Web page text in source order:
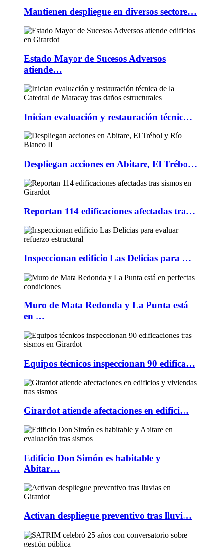
Mantienen despliegue en diversos sectore…
Estado Mayor de Sucesos Adversos
atiende…
Inician evaluación y restauración técnic…
Despliegan acciones en Abitare, El Trébo…
Reportan 114 edificaciones afectadas tra…
Inspeccionan edificio Las Delicias para …
Muro de Mata Redonda y La Punta está
en …
Equipos técnicos inspeccionan 90 edifica…
Girardot atiende afectaciones en edifici…
Edificio Don Simón es habitable y
Abitar…
Activan despliegue preventivo tras lluvi…